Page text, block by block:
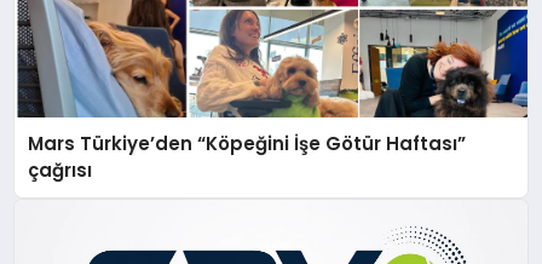
Mars Türkiye’den “Köpeğini İşe Götür Haftası”
çağrısı